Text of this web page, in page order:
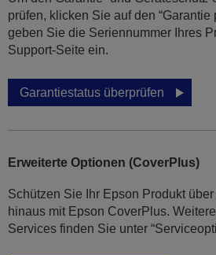
prüfen, klicken Sie auf den “Garantie
geben Sie die Seriennummer Ihres
Support-Seite ein.
Garantiestatus überprüfen
Erweiterte Optionen (CoverPlus)
Schützen Sie Ihr Epson Produkt
hinaus mit Epson CoverPlus.
Services finden Sie unter